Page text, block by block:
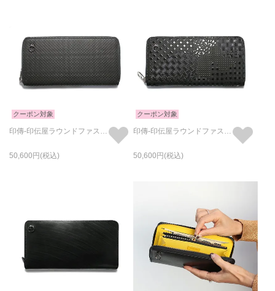
クーポン対象
印傳-印伝屋ラウンドファスナー長財布ドット柄/ロングウォレット
50,600
クーポン対象
印傳-印伝屋ラウンドファスナー長財布山梨カモフラ柄/ロングウォレット
50,600